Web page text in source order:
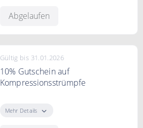
Abgelaufen
Gültig bis 31.01.2026
10% Gutschein auf
Kompressionsstrümpfe
auf Kompressionsstrümpfe
Mehr Details